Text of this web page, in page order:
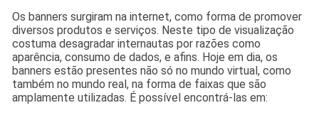
Os banners surgiram na internet, como forma de promover
diversos produtos e serviços. Neste tipo de visualização
costuma desagradar internautas por razões como
aparência, consumo de dados, e afins. Hoje em dia, os
banners estão presentes não só no mundo virtual, como
também no mundo real, na forma de faixas que são
amplamente utilizadas. É possível encontrá-las em: